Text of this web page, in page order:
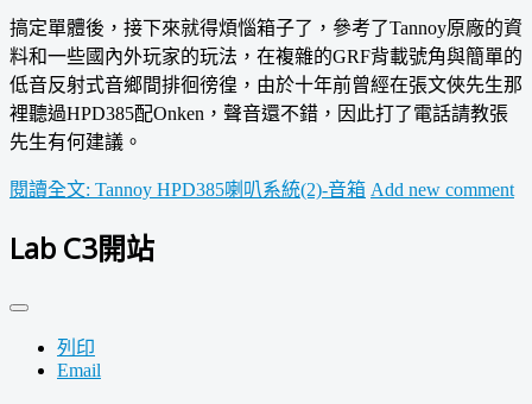
搞定單體後，接下來就得煩惱箱子了，參考了Tannoy原廠的資
料和一些國內外玩家的玩法，在複雜的GRF背載號角與簡單的
低音反射式音鄉間排徊徬徨，由於十年前曾經在張文俠先生那
裡聽過HPD385配Onken，聲音還不錯，因此打了電話請教張
先生有何建議。
閱讀全文: Tannoy HPD385喇叭系統(2)-音箱 Add new comment
Lab C3開站
列印
Email